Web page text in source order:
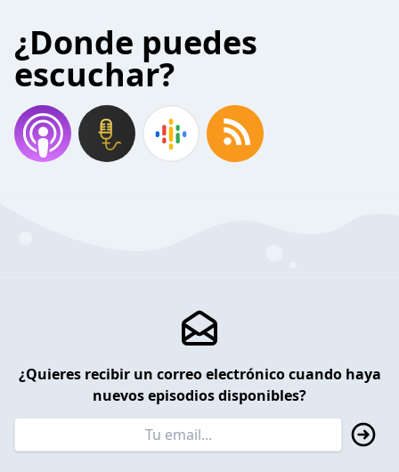
¿Donde puedes
escuchar?
¿Quieres recibir un correo electrónico cuando haya
nuevos episodios disponibles?